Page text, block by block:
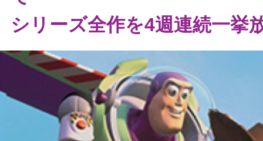
シリーズ全作を4週連続一挙